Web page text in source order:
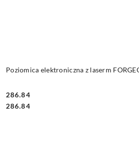
Poziomica elektroniczna z laserm
Cena:
286.84
Cena:
286.84